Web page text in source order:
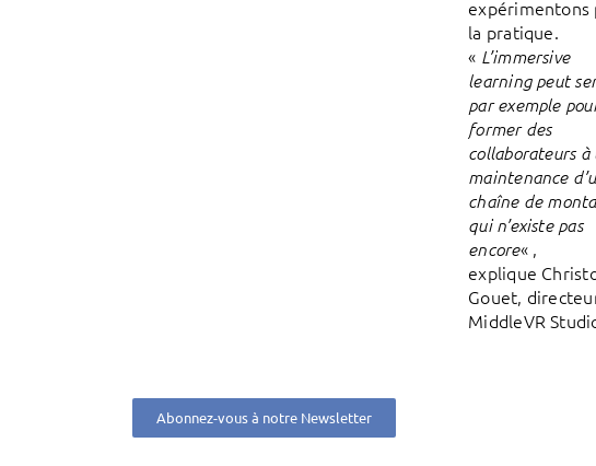
expérimentons
la pratique.
« L’immersive
learning peut
par exemple
former des
collaborateurs à
maintenance
chaîne de
qui n’existe pas
encore« ,
explique
Gouet,
MiddleVR
Abonnez-vous à notre Newsletter